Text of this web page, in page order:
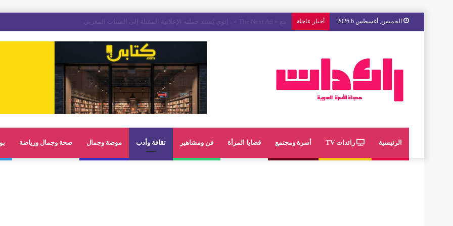
الخميس, أغسطس 6 2026 أخبار عاجلة نجاح جماهيري وفني كبير يكلل فعاليات المهرجان المتوسطي للناظور
الرئيسية رائدات TV أسرة ومجتمع قضايا المرأة فن ومشاهير ثقافة وأدب موضة وجمال صحة وجمال ورياضة